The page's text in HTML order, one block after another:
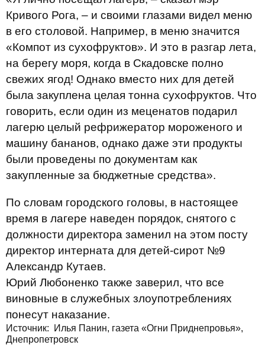
Кривого Рога, – и своими глазами видел меню
в его столовой. Например, в меню значится
«Компот из сухофруктов». И это в разгар лета,
на берегу моря, когда в Скадовске полно
свежих ягод! Однако вместо них для детей
была закуплена целая тонна сухофруктов. Что
говорить, если один из меценатов подарил
лагерю целый рефрижератор мороженого и
машину бананов, однако даже эти продукты
были проведены по документам как
закупленные за бюджетные средства».
По словам городского головы, в настоящее
время в лагере наведен порядок, снятого с
должности директора заменил на этом посту
директор интерната для детей-сирот №9
Александр Кутаев.
Юрий Любоненко также заверил, что все
виновные в служебных злоупотреблениях
понесут наказание.
Источник: Илья Панин, газета «Огни Приднепровья»,
Днепропетровск